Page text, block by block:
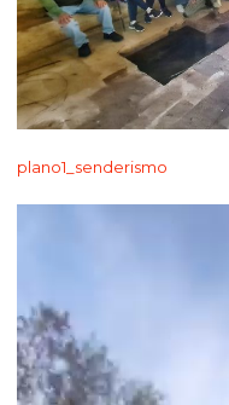
plano1_senderismo